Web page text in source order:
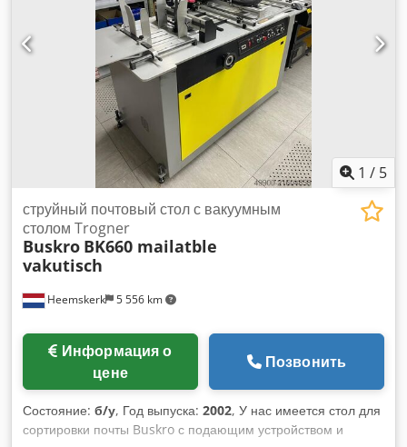
1 / 5
Heemskerk 5 556 km
струйный почтовый стол с вакуумным
столом Trogner
Buskro BK660 mailatble
vakutisch
цене
Позвонить
Состояние: б/у, Год выпуска: 2002, У нас имеется стол для
сортировки почты Buskro с подающим устройством и